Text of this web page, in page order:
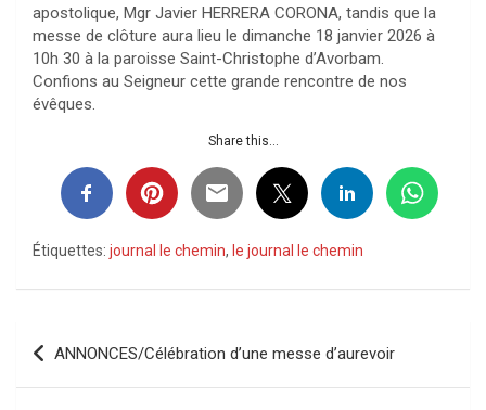
apostolique, Mgr Javier HERRERA CORONA, tandis que la
messe de clôture aura lieu le dimanche 18 janvier 2026 à
10h 30 à la paroisse Saint-Christophe d’Avorbam.
Confions au Seigneur cette grande rencontre de nos
évêques.
Share this...
Étiquettes: journal le chemin, le journal le chemin
Navigation
de
ANNONCES/Célébration d’une messe d’aurevoir